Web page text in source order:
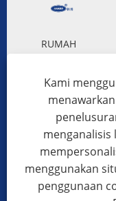
RUMAH
HUBUNGI KAMI
Hak Cipta ©
Co., Ltd. -
Kondensor
Kami
menganalisis
menggunakan
penggunaan